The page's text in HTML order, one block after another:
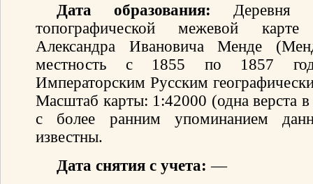
Дата образования: Деревня
топографической межевой карте
Александра Ивановича Менде
местность с 1855 по 1857
Императорским Русским
Масштаб карты: 1:42000 (одна верста
с более ранним упоминанием
известны.
Дата снятия с учета: —